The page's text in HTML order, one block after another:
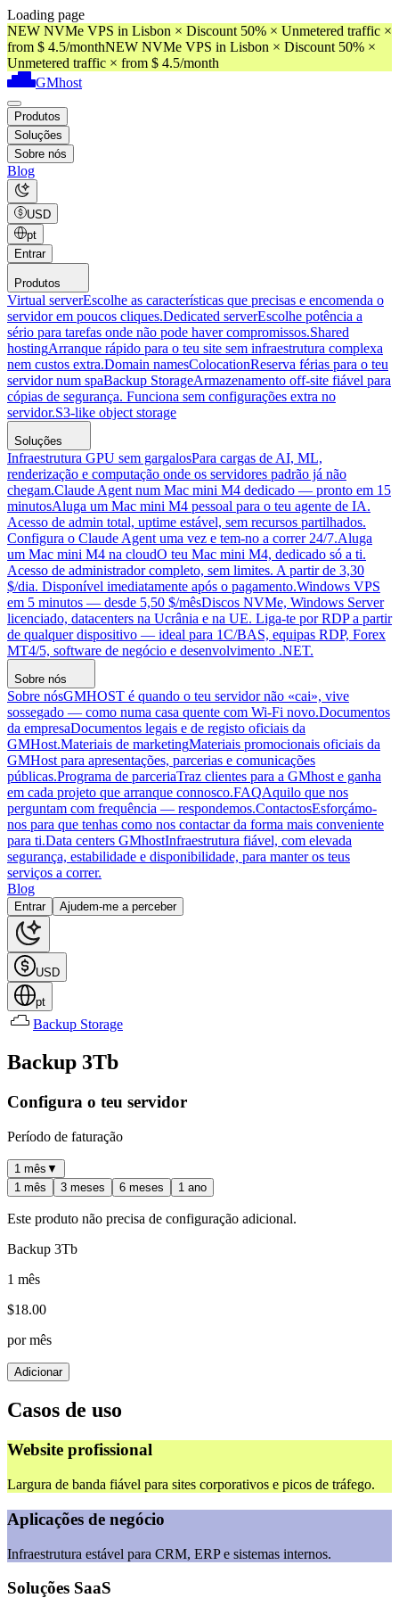
Loading page
NEW NVMe VPS in Lisbon × Discount 50% × Unmetered traffic ×
from $ 4.5/monthNEW NVMe VPS in Lisbon × Discount 50% ×
Unmetered traffic × from $ 4.5/month
GMhost
Produtos
Soluções
Sobre nós
Blog
USD
pt
Entrar
Produtos
Virtual serverEscolhe as características que precisas e encomenda o
servidor em poucos cliques.Dedicated serverEscolhe potência a
sério para tarefas onde não pode haver compromissos.Shared
hostingArranque rápido para o teu site sem infraestrutura complexa
nem custos extra.Domain namesColocationReserva férias para o teu
servidor num spaBackup StorageArmazenamento off-site fiável para
cópias de segurança. Funciona sem configurações extra no
servidor.S3-like object storage
Soluções
Infraestrutura GPU sem gargalosPara cargas de AI, ML,
renderização e computação onde os servidores padrão já não
chegam.Claude Agent num Mac mini M4 dedicado — pronto em 15
minutosAluga um Mac mini M4 pessoal para o teu agente de IA.
Acesso de admin total, uptime estável, sem recursos partilhados.
Configura o Claude Agent uma vez e tem-no a correr 24/7.Aluga
um Mac mini M4 na cloudO teu Mac mini M4, dedicado só a ti.
Acesso de administrador completo, sem limites. A partir de 3,30
$/dia. Disponível imediatamente após o pagamento.Windows VPS
em 5 minutos — desde 5,50 $/mêsDiscos NVMe, Windows Server
licenciado, datacenters na Ucrânia e na UE. Liga-te por RDP a partir
de qualquer dispositivo — ideal para 1C/BAS, equipas RDP, Forex
MT4/5, software de negócio e desenvolvimento .NET.
Sobre nós
Sobre nósGMHOST é quando o teu servidor não «cai», vive
sossegado — como numa casa quente com Wi-Fi novo.Documentos
da empresaDocumentos legais e de registo oficiais da
GMHost.Materiais de marketingMateriais promocionais oficiais da
GMHost para apresentações, parcerias e comunicações
públicas.Programa de parceriaTraz clientes para a GMhost e ganha
em cada projeto que arranque connosco.FAQAquilo que nos
perguntam com frequência — respondemos.ContactosEsforçámo-
nos para que tenhas como nos contactar da forma mais conveniente
para ti.Data centers GMhostInfraestrutura fiável, com elevada
segurança, estabilidade e disponibilidade, para manter os teus
serviços a correr.
Blog
Entrar Ajudem-me a perceber
USD
pt
Backup Storage
Backup 3Tb
Configura o teu servidor
Período de faturação
1 mês ▼
1 mês
3 meses 6 meses 1 ano
Este produto não precisa de configuração adicional.
Backup 3Tb
1 mês
$18.00
por mês
Adicionar
Casos de uso
Website profissional
Largura de banda fiável para sites corporativos e picos de tráfego.
Aplicações de negócio
Infraestrutura estável para CRM, ERP e sistemas internos.
Soluções SaaS